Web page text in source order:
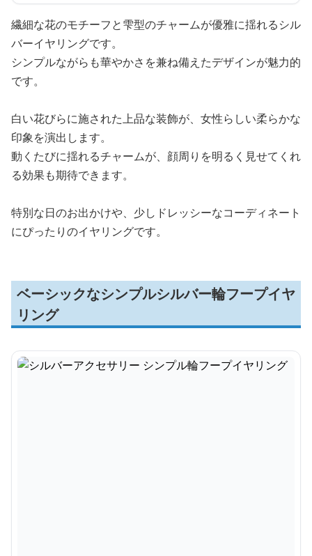
繊細な花のモチーフと雫型のチャームが優雅に揺れるシル
バーイヤリングです。
シンプルながらも華やかさを兼ね備えたデザインが魅力的
です。
白い花びらに施された上品な装飾が、女性らしい柔らかな
印象を演出します。
動くたびに揺れるチャームが、顔周りを明るく見せてくれ
る効果も期待できます。
特別な日のお出かけや、少しドレッシーなコーディネート
にぴったりのイヤリングです。
ベーシックなシンプルシルバー輪フープイヤ
リング